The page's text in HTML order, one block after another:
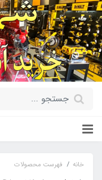
خانه
فهرست محصولات